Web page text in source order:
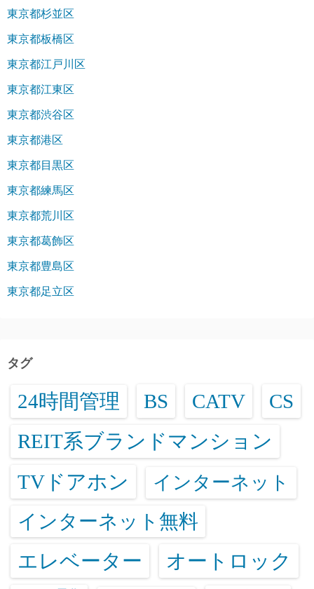
東京都杉並区
東京都板橋区
東京都江戸川区
東京都江東区
東京都渋谷区
東京都港区
東京都目黒区
東京都練馬区
東京都荒川区
東京都葛飾区
東京都豊島区
東京都足立区
タグ
24時間管理 BS CATV CS
REIT系ブランドマンション
TVドアホン インターネット
インターネット無料
エレベーター オートロック